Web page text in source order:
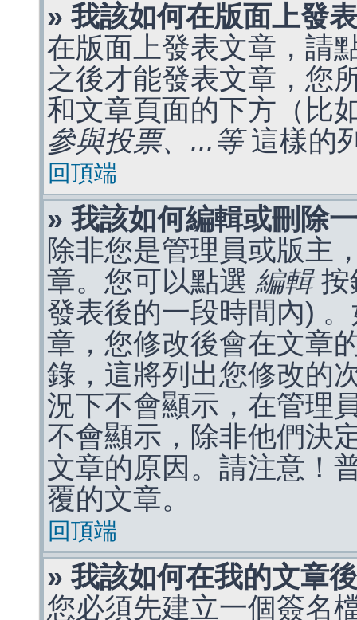
» 我該如何在版面上發
在版面上發表文章，請
之後才能發表文章，您
和文章頁面的下方（比
參與投票、...等這樣的
回頂端
» 我該如何編輯或刪除
除非您是管理員或版主
章。您可以點選 編輯按
發表後的一段時間內)
章，您修改後會在文章
錄，這將列出您修改的
況下不會顯示，在管理
不會顯示，除非他們決
文章的原因。請注意！
覆的文章。
回頂端
» 我該如何在我的文章
您必須先建立一個簽名